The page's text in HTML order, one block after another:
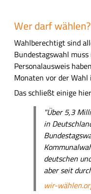
Wer darf wählen?
Wahlberechtigt sind
Bundestagswahl
Personalausweis
Monaten vor der
Das schließt einige
"Über 5,3
in
deutschen
aber seit
wir-